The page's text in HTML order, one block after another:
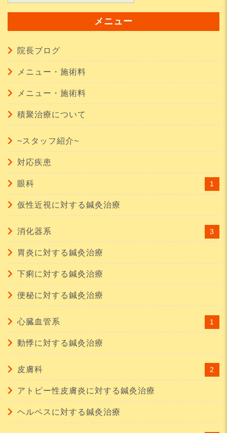
メニュー
院長ブログ
メニュー・施術料
メニュー・施術料
積聚治療について
~スタッフ紹介~
対応疾患
眼科 1
仮性近視に対する鍼灸治療
消化器系 3
胃炎に対する鍼灸治療
下痢に対する鍼灸治療
便秘に対する鍼灸治療
心臓血管系 1
動悸に対する鍼灸治療
皮膚科 2
アトピー性皮膚炎に対する鍼灸治療
ヘルペスに対する鍼灸治療